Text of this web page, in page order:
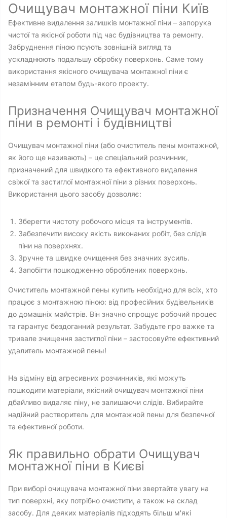
Очищувач монтажної піни Київ
Ефективне видалення залишків монтажної піни – запорука
чистої та якісної роботи під час будівництва та ремонту.
Забруднення піною псують зовнішній вигляд та
ускладнюють подальшу обробку поверхонь. Саме тому
використання якісного очищувача монтажної піни є
незамінним етапом будь-якого проекту.
Призначення Очищувач монтажної
піни в ремонті і будівництві
Очищувач монтажної піни (або очиститель пены монтажной,
як його ще називають) – це спеціальний розчинник,
призначений для швидкого та ефективного видалення
свіжої та застиглої монтажної піни з різних поверхонь.
Використання цього засобу дозволяє:
Зберегти чистоту робочого місця та інструментів.
Забезпечити високу якість виконаних робіт, без слідів
піни на поверхнях.
Зручне та швидке очищення без значних зусиль.
Запобігти пошкодженню оброблених поверхонь.
Очиститель монтажной пены купить необхідно для всіх, хто
працює з монтажною піною: від професійних будівельників
до домашніх майстрів. Він значно спрощує робочий процес
та гарантує бездоганний результат. Забудьте про важке та
тривале зчищення застиглої піни – застосовуйте ефективний
удалитель монтажной пены!
На відміну від агресивних розчинників, які можуть
пошкодити матеріали, якісний очищувач монтажної піни
дбайливо видаляє піну, не залишаючи слідів. Вибирайте
надійний растворитель для монтажной пены для безпечної
та ефективної роботи.
Як правильно обрати Очищувач
монтажної піни в Києві
При виборі очищувача монтажної піни звертайте увагу на
тип поверхні, яку потрібно очистити, а також на склад
засобу. Для деяких матеріалів підходять більш м'які